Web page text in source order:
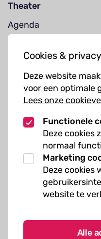
Cookies & privacy
Deze website
voor een optimale
Lees onze
Functionele
Deze cookies
normaal
Marketing
Deze cookies
website te
Alle
Theater
Agenda
Muziekcursussen
Kunst cursussen
Over ons
Organisatie
Werken bij Kielzog
Veelgestelde vragen